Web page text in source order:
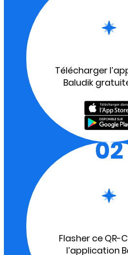
Télécharger
Baludik
02
Flasher ce QR-
l’application